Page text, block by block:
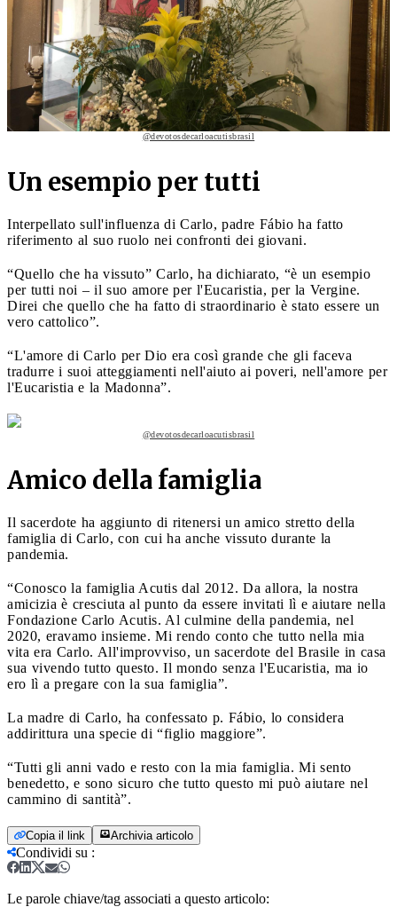
@devotosdecarloacutisbrasil
Un esempio per tutti
Interpellato sull'influenza di Carlo, padre Fábio ha fatto
riferimento al suo ruolo nei confronti dei giovani.
“Quello che ha vissuto” Carlo, ha dichiarato, “è un esempio
per tutti noi – il suo amore per l'Eucaristia, per la Vergine.
Direi che quello che ha fatto di straordinario è stato essere un
vero cattolico”.
“L'amore di Carlo per Dio era così grande che gli faceva
tradurre i suoi atteggiamenti nell'aiuto ai poveri, nell'amore per
l'Eucaristia e la Madonna”.
@devotosdecarloacutisbrasil
Amico della famiglia
Il sacerdote ha aggiunto di ritenersi un amico stretto della
famiglia di Carlo, con cui ha anche vissuto durante la
pandemia.
“Conosco la famiglia Acutis dal 2012. Da allora, la nostra
amicizia è cresciuta al punto da essere invitati lì e aiutare nella
Fondazione Carlo Acutis. Al culmine della pandemia, nel
2020, eravamo insieme. Mi rendo conto che tutto nella mia
vita era Carlo. All'improvviso, un sacerdote del Brasile in casa
sua vivendo tutto questo. Il mondo senza l'Eucaristia, ma io
ero lì a pregare con la sua famiglia”.
La madre di Carlo, ha confessato p. Fábio, lo considera
addirittura una specie di “figlio maggiore”.
“Tutti gli anni vado e resto con la mia famiglia. Mi sento
benedetto, e sono sicuro che tutto questo mi può aiutare nel
cammino di santità”.
Copia il link Archivia articolo
Condividi su :
Le parole chiave/tag associati a questo articolo: